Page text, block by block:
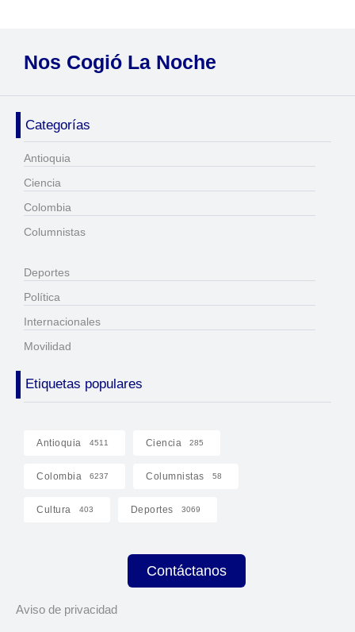
Nos Cogió La Noche
Categorías
Antioquia
Ciencia
Colombia
Columnistas
Deportes
Política
Internacionales
Movilidad
Etiquetas populares
Antioquia 4511 Ciencia 285
Colombia 6237 Columnistas 58
Cultura 403 Deportes 3069
Contáctanos
Aviso de privacidad